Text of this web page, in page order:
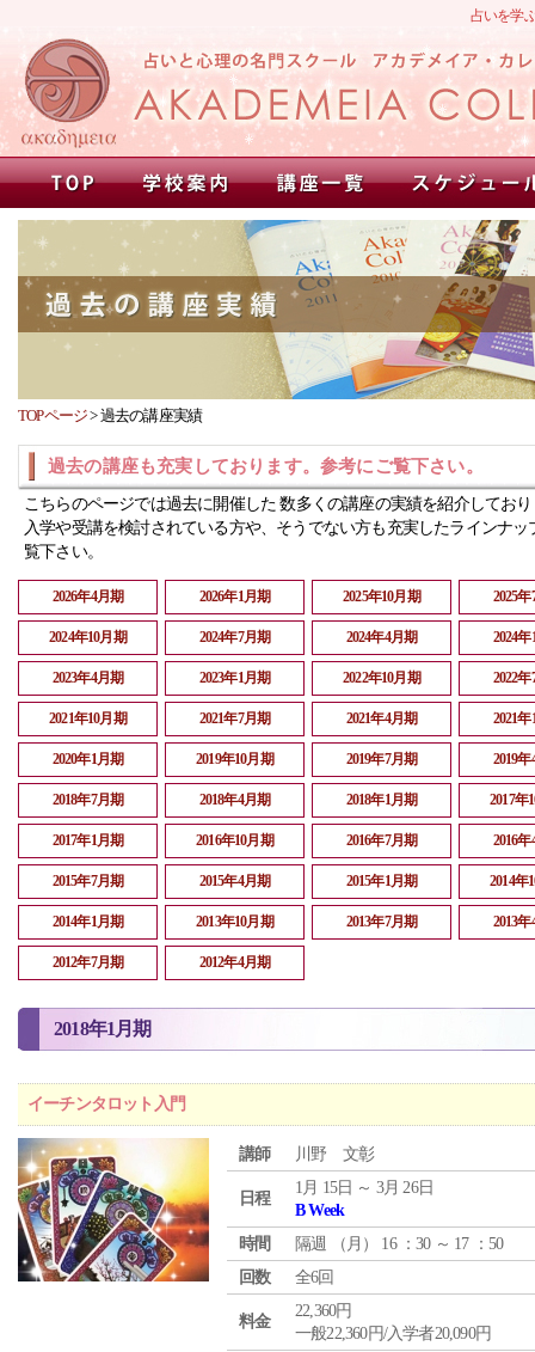
占いを学
TOPページ>過去の講座実績
過去の講座も充実しております。参考にご覧下さい。
こちらのページでは過去に開催した 数多くの講座の実績を紹介してお
入学や受講を検討されている方や、そうでない方も充実したラインナッ
覧下さい。
2026年4月期 2026年1月期 2025年10月期 2025
2024年10月期 2024年7月期 2024年4月期 2024
2023年4月期 2023年1月期 2022年10月期 2022
2021年10月期 2021年7月期 2021年4月期 2021
2020年1月期 2019年10月期 2019年7月期 2019
2018年7月期 2018年4月期 2018年1月期 2017年
2017年1月期 2016年10月期 2016年7月期 2016
2015年7月期 2015年4月期 2015年1月期 2014年
2014年1月期 2013年10月期 2013年7月期 2013
2012年7月期 2012年4月期
2018年1月期
イーチンタロット入門
講師 川野 文彰
日程
1月 15日 ～ 3月 26日
B Week
時間
隔週 （ 月 ） 16 ：30 ～ 17 ：50
回数
全6回
料金
22,360円
一般22,360円/入学者20,090円